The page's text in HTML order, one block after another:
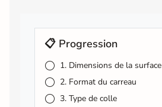
📋 Progression
1. Dimensions de la surface
2. Format du carreau
3. Type de colle